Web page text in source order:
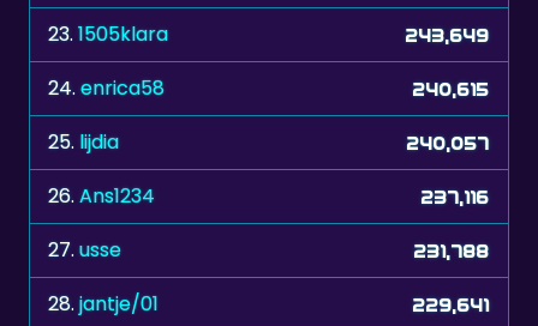
23.1505klara 243,649
24.enrica58 240,615
25. lijdia 240,057
26.Ans1234 237,116
27.usse 231,788
28.jantje/01 229,641